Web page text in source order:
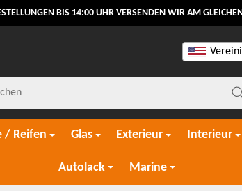
BIS 14:00 UHR VERSENDEN WIR AM GLEICHEN WERKTAG
/ Reifen Glas Exterieur Interieur
Autolack Marine